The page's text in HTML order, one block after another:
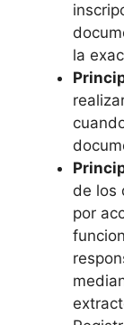
la
de los
por